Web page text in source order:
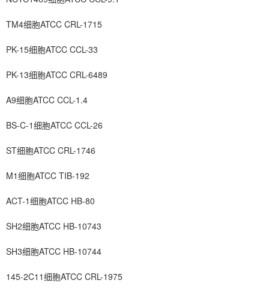
TM4细胞ATCC CRL-1715
PK-15细胞ATCC CCL-33
PK-13细胞ATCC CRL-6489
A9细胞ATCC CCL-1.4
BS-C-1细胞ATCC CCL-26
ST细胞ATCC CRL-1746
M1细胞ATCC TIB-192
ACT-1细胞ATCC HB-80
SH2细胞ATCC HB-10743
SH3细胞ATCC HB-10744
145-2C11细胞ATCC CRL-1975